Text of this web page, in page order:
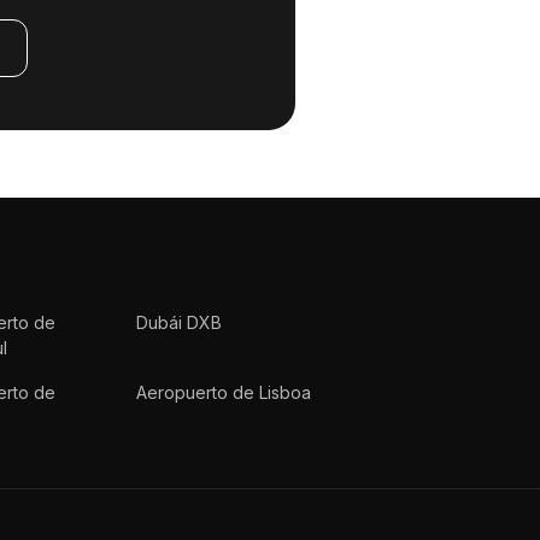
de
Dubái DXB
de Aeropuerto de Lisboa